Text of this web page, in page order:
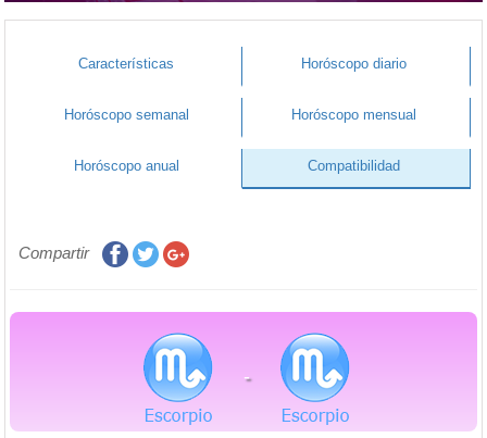
Características Horóscopo diario
Horóscopo semanal Horóscopo mensual
Horóscopo anual Compatibilidad
Compartir
-